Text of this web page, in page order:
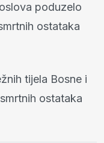
poduzelo
ostataka
tijela Bosne i
ostataka